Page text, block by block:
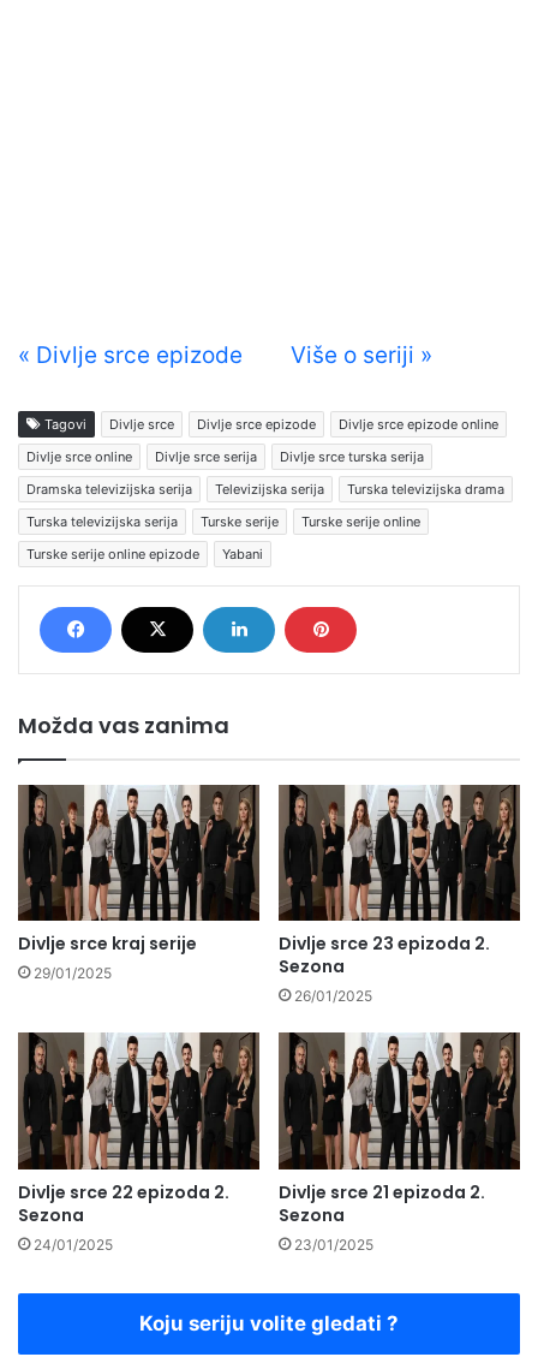
« Divlje srce epizode Više o seriji »
Tagovi Divlje srce Divlje srce epizode
Divlje srce epizode online
Divlje srce online
Divlje srce serija
Divlje srce turska serija
Dramska televizijska serija
Televizijska serija
Turska televizijska drama
Turska televizijska serija
Turske serije
Turske serije online
Turske serije online epizode
Yabani
Možda vas zanima
Divlje srce kraj serije
29/01/2025
Divlje srce 23 epizoda 2.
Sezona
26/01/2025
Divlje srce 22 epizoda 2.
Sezona
24/01/2025
Divlje srce 21 epizoda 2.
Sezona
23/01/2025
Koju seriju volite gledati ?